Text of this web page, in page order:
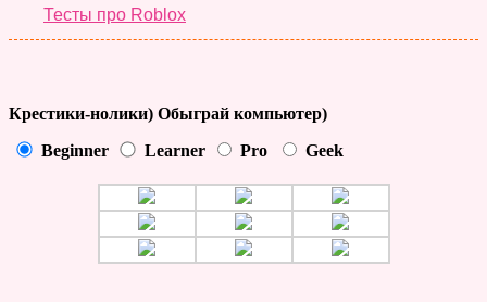
Тесты про Roblox
Крестики-нолики) Обыграй компьютер)
Beginner Learner Pro Geek